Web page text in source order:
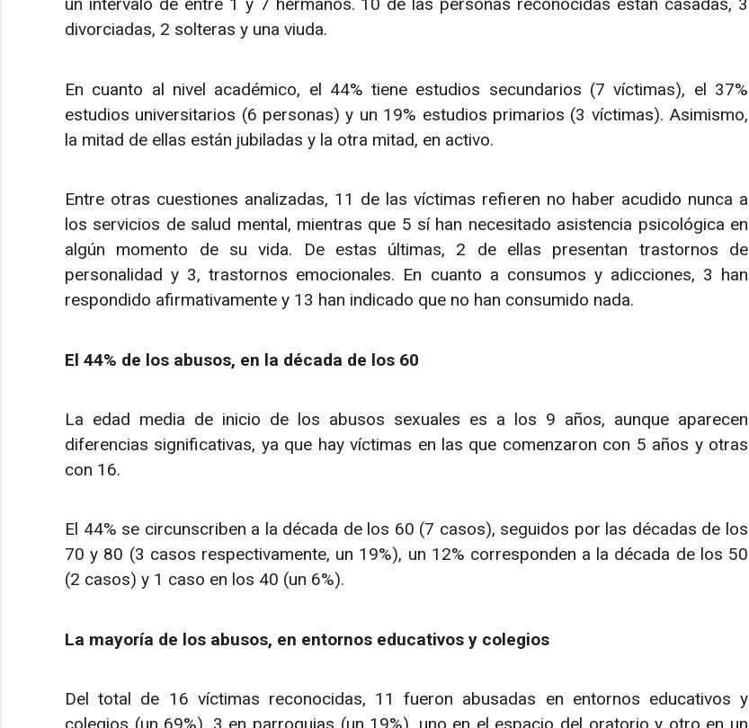
un intervalo de entre 1 y 7 hermanos. 10 de las personas reconocidas están casadas, 3
divorciadas, 2 solteras y una viuda.
En cuanto al nivel académico, el 44% tiene estudios secundarios (7 víctimas), el 37%
estudios universitarios (6 personas) y un 19% estudios primarios (3 víctimas). Asimismo,
la mitad de ellas están jubiladas y la otra mitad, en activo.
Entre otras cuestiones analizadas, 11 de las víctimas refieren no haber acudido nunca a
los servicios de salud mental, mientras que 5 sí han necesitado asistencia psicológica en
algún momento de su vida. De estas últimas, 2 de ellas presentan trastornos de
personalidad y 3, trastornos emocionales. En cuanto a consumos y adicciones, 3 han
respondido afirmativamente y 13 han indicado que no han consumido nada.
El 44% de los abusos, en la década de los 60
La edad media de inicio de los abusos sexuales es a los 9 años, aunque aparecen
diferencias significativas, ya que hay víctimas en las que comenzaron con 5 años y otras
con 16.
El 44% se circunscriben a la década de los 60 (7 casos), seguidos por las décadas de los
70 y 80 (3 casos respectivamente, un 19%), un 12% corresponden a la década de los 50
(2 casos) y 1 caso en los 40 (un 6%).
La mayoría de los abusos, en entornos educativos y colegios
Del total de 16 víctimas reconocidas, 11 fueron abusadas en entornos educativos y